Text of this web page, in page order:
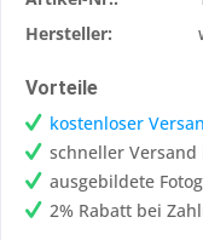
Hersteller:
Vorteile
kostenloser
schneller
ausgebildete
2% Rabatt bei